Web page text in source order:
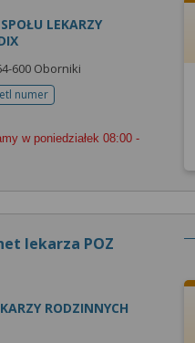
LEKARZY
600 Oborniki
numer
telefonu do placowki
w poniedziałek 08:00 -
lekarza POZ
RODZINNYCH